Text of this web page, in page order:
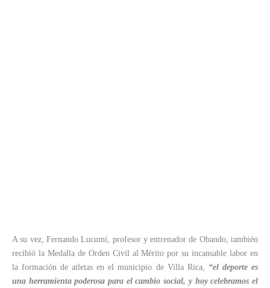
A su vez, Fernando Lucumí, profesor y entrenador de Obando, también
recibió la Medalla de Orden Civil al Mérito por su incansable labor en
la formación de atletas en el municipio de Villa Rica, “el deporte es
una herramienta poderosa para el cambio social, y hoy celebramos el